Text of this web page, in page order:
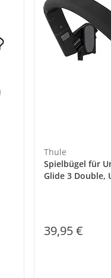
Thule
Spielbügel für
Glide 3 Double,
39,95 €